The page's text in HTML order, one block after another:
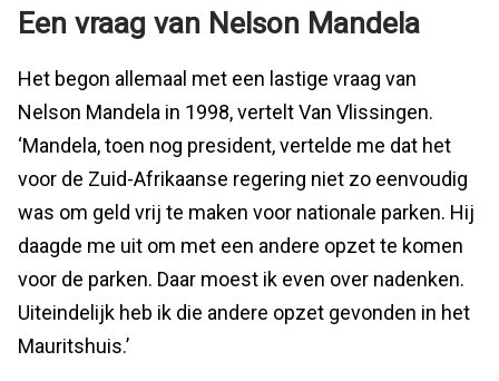
Een vraag van Nelson Mandela
Het begon allemaal met een lastige vraag van
Nelson Mandela in 1998, vertelt Van Vlissingen.
‘Mandela, toen nog president, vertelde me dat het
voor de Zuid-Afrikaanse regering niet zo eenvoudig
was om geld vrij te maken voor nationale parken. Hij
daagde me uit om met een andere opzet te komen
voor de parken. Daar moest ik even over nadenken.
Uiteindelijk heb ik die andere opzet gevonden in het
Mauritshuis.’